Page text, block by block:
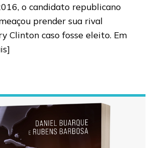
o candidato republicano
prender sua rival
Clinton caso fosse eleito. Em